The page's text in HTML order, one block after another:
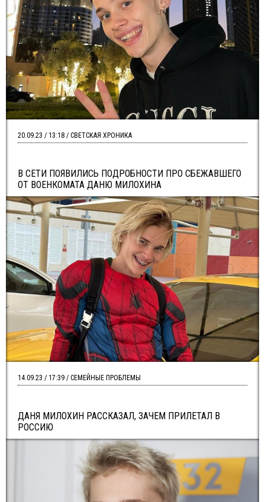
В СЕТИ ПОЯВИЛИСЬ ПОДРОБНОСТИ ПРО СБЕЖАВШЕГО
ОТ ВОЕНКОМАТА ДАНЮ МИЛОХИНА
20.09.23 / 13:18 / СВЕТСКАЯ ХРОНИКА
ДАНЯ МИЛОХИН РАССКАЗАЛ, ЗАЧЕМ ПРИЛЕТАЛ В
РОССИЮ
14.09.23 / 17:39 / СЕМЕЙНЫЕ ПРОБЛЕМЫ